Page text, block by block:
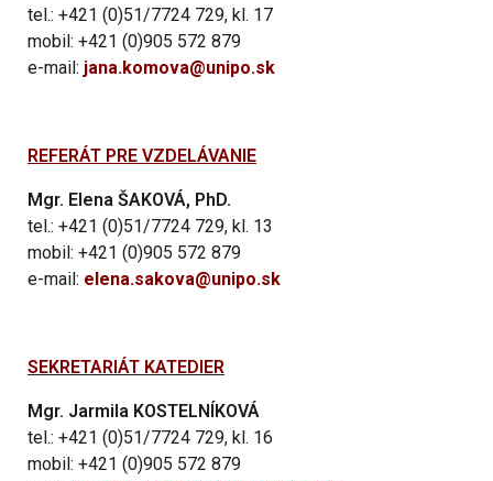
tel.: +421 (0)51/7724 729, kl. 17
mobil: +421 (0)905 572 879
e-mail: jana.komova@unipo.sk
REFERÁT PRE VZDELÁVANIE
Mgr. Elena ŠAKOVÁ, PhD.
tel.: +421 (0)51/7724 729, kl. 13
mobil: +421 (0)905 572 879
e-mail: elena.sakova@unipo.sk
SEKRETARIÁT KATEDIER
Mgr. Jarmila KOSTELNÍKOVÁ
tel.: +421 (0)51/7724 729, kl. 16
mobil: +421 (0)905 572 879